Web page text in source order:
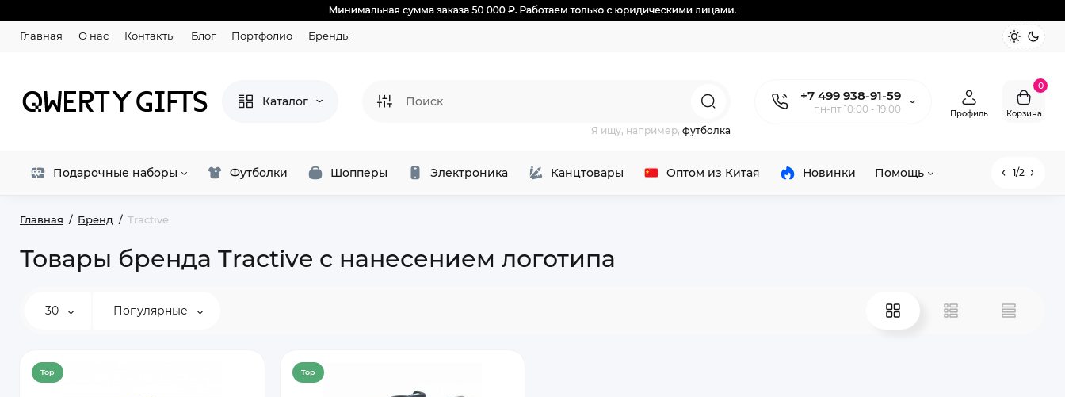
Главная О нас Контакты Блог Портфолио Бренды
Каталог +7 499 938-91-59
пн-пт 10:00 - 19:00
Я ищу, например, футболка
Профиль
0
Корзина
Подарочные наборы Футболки Шопперы Электроника Канцтовары Оптом из Китая Новинки Помощь 1/2
Главная Бренд Tractive
Товары бренда Tractive с нанесением логотипа
30 Популярные
Top Top